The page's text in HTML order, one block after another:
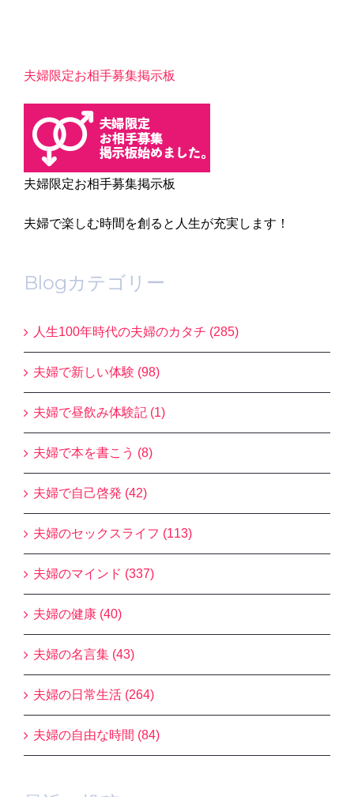
夫婦限定お相手募集掲示板
夫婦限定お相手募集掲示板
夫婦で楽しむ時間を創ると人生が充実します！
Blogカテゴリー
人生100年時代の夫婦のカタチ (285)
夫婦で新しい体験 (98)
夫婦で昼飲み体験記 (1)
夫婦で本を書こう (8)
夫婦で自己啓発 (42)
夫婦のセックスライフ (113)
夫婦のマインド (337)
夫婦の健康 (40)
夫婦の名言集 (43)
夫婦の日常生活 (264)
夫婦の自由な時間 (84)